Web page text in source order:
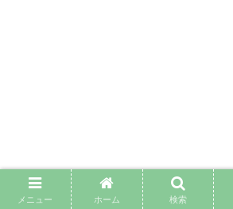
メニュー ホーム 検索